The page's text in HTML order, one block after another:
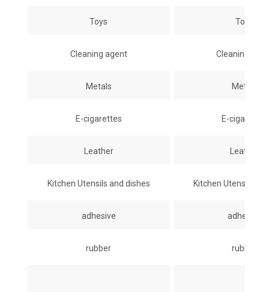
Toys Toys
Cleaning agent Cleaning
Metals Metals
E-cigarettes E-cigarettes
Leather Leather
Kitchen Utensils and dishes Kitchen Utensils
adhesive adhesive
rubber rubber